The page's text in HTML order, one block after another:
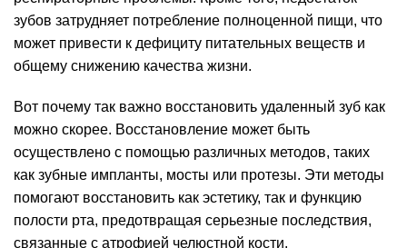
зубов затрудняет потребление полноценной пищи, что
может привести к дефициту питательных веществ и
общему снижению качества жизни.
Вот почему так важно восстановить удаленный зуб как
можно скорее. Восстановление может быть
осуществлено с помощью различных методов, таких
как зубные импланты, мосты или протезы. Эти методы
помогают восстановить как эстетику, так и функцию
полости рта, предотвращая серьезные последствия,
связанные с атрофией челюстной кости.